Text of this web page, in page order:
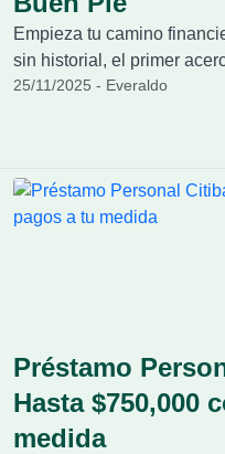
Empieza tu camino
sin historial, el primer
25/11/2025 - Everaldo
Préstamo
Hasta $750,000
medida